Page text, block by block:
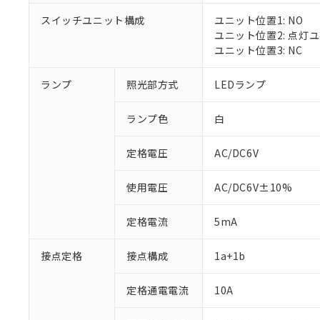
スイッチユニット構成
ユニット位置1: NO
ユニット位置2: 点灯
ユニット位置3: NC
ランプ 照光部方式 LEDランプ
ランプ色 白
定格電圧 AC/DC6V
使用電圧 AC/DC6V±10%
定格電流 5mA
接点定格 接点構成 1a+1b
定格通電電流 10A
ご利用条件
以下の条件をお読
当社制御機
のであり、
※1 対応状況
対応済み：EU
調査・確認中：
非該当品：ライセ
仕入先様の事情に
があります。
鉛(Pb) 1000ppm以下、
ル（DBP） 1000ppm以
フタル酸エステル類の
「○」：最大均質
「×」：最大均質
「－」：未確認で
*中国RoHS10物質の基
Pb(鉛) :1000ppm、
Cr(Ⅵ)(六価クロム) :
DBP(フタル酸ジブチル
DEHP(フタル酸ビス(2-
などの必要
ます。
置等に一切
記
説明